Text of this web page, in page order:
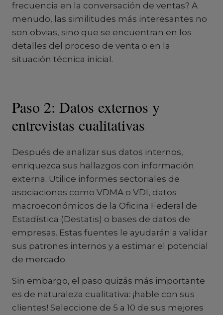
frecuencia en la conversación de ventas? A
menudo, las similitudes más interesantes no
son obvias, sino que se encuentran en los
detalles del proceso de venta o en la
situación técnica inicial.
Paso 2: Datos externos y
entrevistas cualitativas
Después de analizar sus datos internos,
enriquezca sus hallazgos con información
externa. Utilice informes sectoriales de
asociaciones como VDMA o VDI, datos
macroeconómicos de la Oficina Federal de
Estadística (Destatis) o bases de datos de
empresas. Estas fuentes le ayudarán a validar
sus patrones internos y a estimar el potencial
de mercado.
Sin embargo, el paso quizás más importante
es de naturaleza cualitativa: ¡hable con sus
clientes! Seleccione de 5 a 10 de sus mejores